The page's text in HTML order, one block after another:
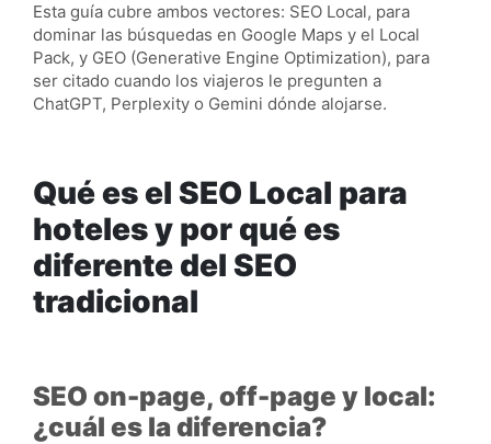
Esta guía cubre ambos vectores: SEO Local, para
dominar las búsquedas en Google Maps y el Local
Pack, y GEO (Generative Engine Optimization), para
ser citado cuando los viajeros le pregunten a
ChatGPT, Perplexity o Gemini dónde alojarse.
Qué es el SEO Local para
hoteles y por qué es
diferente del SEO
tradicional
SEO on-page, off-page y local:
¿cuál es la diferencia?